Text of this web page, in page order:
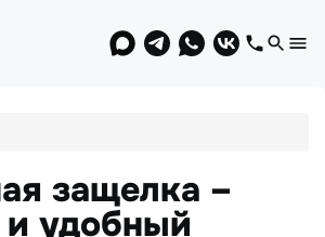
защелка –
и удобный